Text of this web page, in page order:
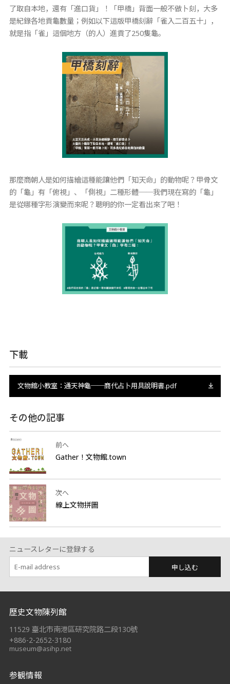
了取自本地，還有「進口貨」！「甲橋」背面一般不做卜刻，大多
是紀錄各地貢龜數量；例如以下這版甲橋刻辭「雀入二百五十」，
就是指「雀」這個地方（的人）進貢了250隻龜。
那麼商朝人是如何描繪這種能讓他們「知天命」的動物呢？甲骨文
的「龜」有「俯視」、「側視」二種形體──我們現在寫的「龜」
是從哪種字形演變而來呢？聰明的你一定看出來了吧！
下載
文物館小教室：通天神龜──商代占卜用具說明書.pdf
その他の記事
前へ
Gather！文物館.town
次へ
線上文物拼圖
ニュースレターに登録する
申し込む
:::
歷史文物陳列館
11529 臺北市南港區研究院路二段130號
+886-2-2652-3180
museum@asihp.net
参観情報